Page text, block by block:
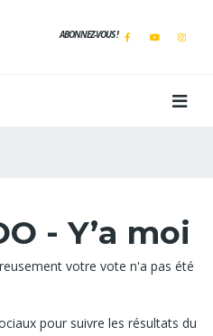
ABONNEZ-VOUS !
- Y’a moi
votre vote n'a pas été
pour suivre les résultats du